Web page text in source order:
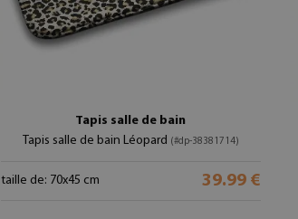
Tapis salle de bain
Tapis salle de bain Léopard (#dp-38381714)
taille de: 70x45 cm 39.99 €